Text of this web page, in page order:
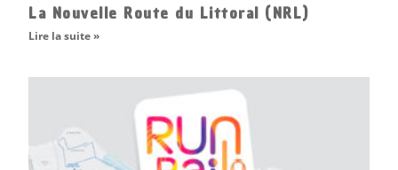
La Nouvelle Route du Littoral (NRL)
Lire la suite »